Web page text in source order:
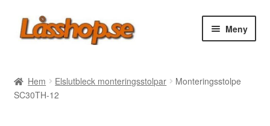
Hoppa
till
Hoppa
till
Meny
Rea
Hem Elslutbleck monteringsstolpar
Monteringsstolpe
SC30TH-12